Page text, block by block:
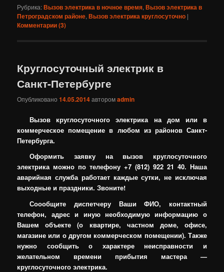
Рубрика:Вызов электрика в ночное время,Вызов электрика в
Петроградском районе,Вызов электрика круглосуточно |
Комментарии (3)
Круглосуточный электрик в
Санкт-Петербурге
Опубликовано14.05.2014авторомadmin
Вызов круглосуточного электрика на дом или в
коммерческое помещение в любом из районов Санкт-
Петербурга.
Оформить заявку на вызов круглосуточного
электрика можно по телефону +7 (812) 922 21 40. Наша
аварийная служба работает каждые сутки, не исключая
выходные и праздники. Звоните!
Соообщите диспетчеру Ваши ФИО, контактный
телефон, адрес и иную необходимую информацию о
Вашем объекте (о квартире, частном доме, офисе,
магазине или о другом коммерческом помещении). Также
нужно сообщить о характере неисправности и
желательном времени прибытия мастера —
круглосуточного электрика.